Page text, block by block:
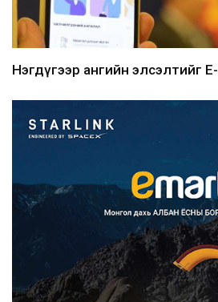
Нэгдүгээр ангийн элсэлтийг E-
Францад иргэд рүү зөвшөөрөлгүй
сурталчилгааны дууд...
2026/08/07